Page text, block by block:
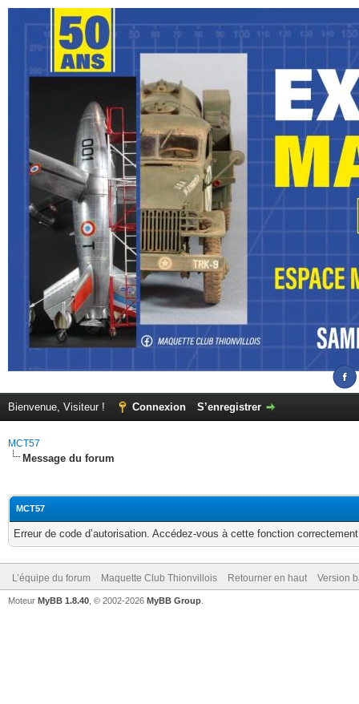
Bienvenue, Visiteur ! Connexion S’enregistrer
MCT57
Message du forum
MCT57
Erreur de code d’autorisation. Accédez-vous à cette fonction
L’équipe du forum Maquette Club Thionvillois Retourner en haut Version
Moteur MyBB 1.8.40 , © 2002-2026 MyBB Group